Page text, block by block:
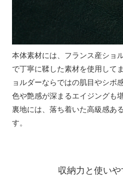
本体素材には、フランス産ショ
で丁寧に鞣した素材を使用して
ョルダーならではの肌目やシボ
色や艶感が深まるエイジングも
裏地には、落ち着いた高級感あ
す。
収納力と使い